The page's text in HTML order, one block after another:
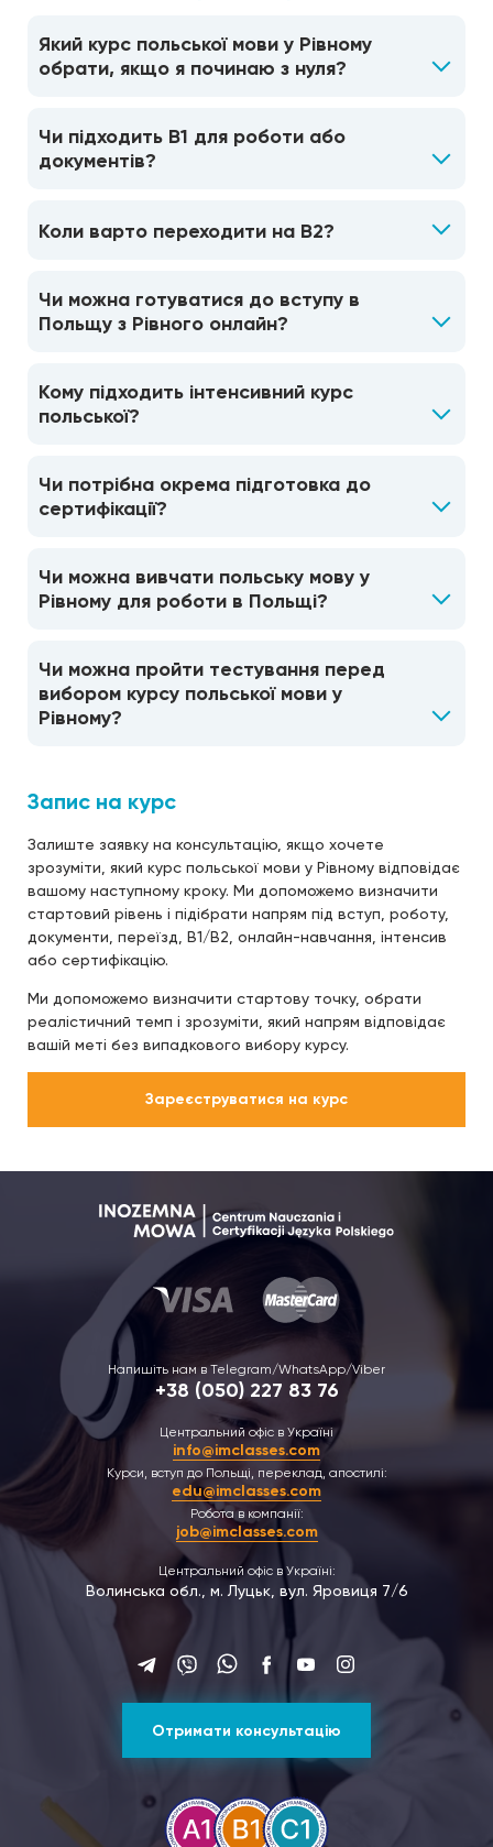
Який курс польської мови у Рівному
обрати, якщо я починаю з нуля?
Чи підходить B1 для роботи або
документів?
Коли варто переходити на B2?
Чи можна готуватися до вступу в
Польщу з Рівного онлайн?
Кому підходить інтенсивний курс
польської?
Чи потрібна окрема підготовка до
сертифікації?
Чи можна вивчати польську мову у
Рівному для роботи в Польщі?
Чи можна пройти тестування перед
вибором курсу польської мови у
Рівному?
Запис на курс
Залиште заявку на консультацію, якщо хочете
зрозуміти, який курс польської мови у Рівному відповідає
вашому наступному кроку. Ми допоможемо визначити
стартовий рівень і підібрати напрям під вступ, роботу,
документи, переїзд, B1/B2, онлайн-навчання, інтенсив
або сертифікацію.
Ми допоможемо визначити стартову точку, обрати
реалістичний темп і зрозуміти, який напрям відповідає
вашій меті без випадкового вибору курсу.
Зареєструватися на курс
Напишіть нам в Telegram/WhatsApp/Viber
+38 (050) 227 83 76
Центральний офіс в Україні
info@imclasses.com
Курси, вступ до Польщі, переклад, апостилі:
edu@imclasses.com
Робота в компанії:
job@imclasses.com
Центральний офіс в Україні:
Волинська обл., м. Луцьк, вул. Яровиця 7/6
Отримати консультацію